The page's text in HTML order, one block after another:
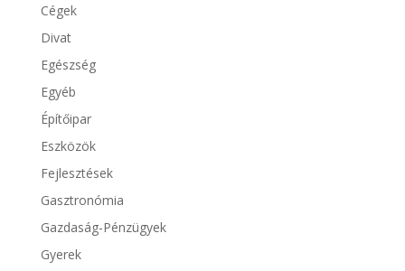
Cégek
Divat
Egészség
Egyéb
Építőipar
Eszközök
Fejlesztések
Gasztronómia
Gazdaság-Pénzügyek
Gyerek